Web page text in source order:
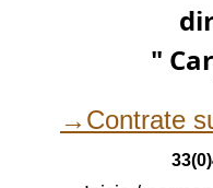
"
→Contrate